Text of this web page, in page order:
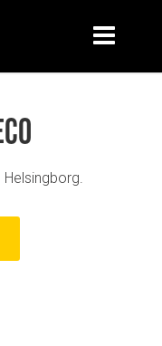
Helsingborg.